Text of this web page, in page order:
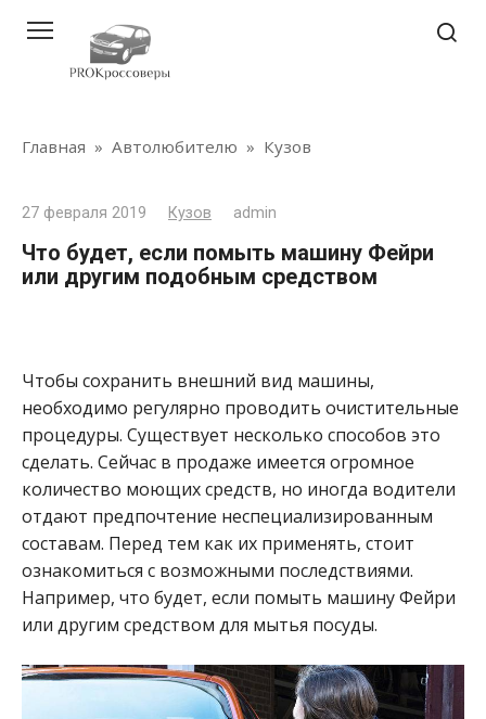
контенту
Главная » Автолюбителю » Кузов
27 февраля 2019 Кузов admin
Что будет, если помыть машину Фейри
или другим подобным средством
Чтобы сохранить внешний вид машины,
необходимо регулярно проводить очистительные
процедуры. Существует несколько способов это
сделать. Сейчас в продаже имеется огромное
количество моющих средств, но иногда водители
отдают предпочтение неспециализированным
составам. Перед тем как их применять, стоит
ознакомиться с возможными последствиями.
Например, что будет, если помыть машину Фейри
или другим средством для мытья посуды.